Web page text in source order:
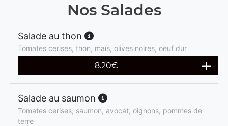
Nos Salades
Salade au thon
Tomates cerises, thon, maïs, olives noires, oeuf dur
8.20€
Salade au saumon
Tomates cerises, saumon, avocat, oignons, pommes de
terre